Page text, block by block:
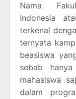
Nama
Indonesia
terkenal
ternyata
beasiswa
sebab
mahasiswa
dalam